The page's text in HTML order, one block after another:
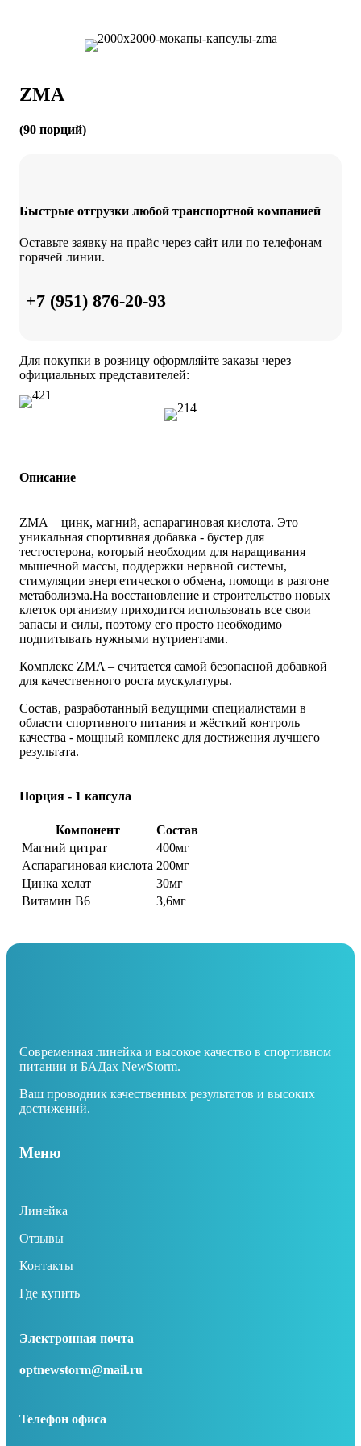
ZMA
(90 порций)
Быстрые отгрузки любой транспортной компанией
Оставьте заявку на прайс через сайт или по телефонам
горячей линии.
+7 (951) 876-20-93
Для покупки в розницу оформляйте заказы через
официальных представителей:
Описание
ZMA – цинк, магний, аспарагиновая кислота. Это
уникальная спортивная добавка - бустер для
тестостерона, который необходим для наращивания
мышечной массы, поддержки нервной системы,
стимуляции энергетического обмена, помощи в разгоне
метаболизма.На восстановление и строительство новых
клеток организму приходится использовать все свои
запасы и силы, поэтому его просто необходимо
подпитывать нужными нутриентами.
Комплекс ZMA – считается самой безопасной добавкой
для качественного роста мускулатуры.
Состав, разработанный ведущими специалистами в
области спортивного питания и жёсткий контроль
качества - мощный комплекс для достижения лучшего
результата.
Порция - 1 капсула
Компонент
Состав
Магний цитрат
400мг
Аспарагиновая кислота 200мг
Цинка хелат
30мг
Витамин В6
3,6мг
Современная линейка и высокое качество в спортивном
питании и БАДах NewStorm.
Ваш проводник качественных результатов и высоких
достижений.
Меню
Линейка
Отзывы
Контакты
Где купить
Электронная почта
optnewstorm@mail.ru
Телефон офиса